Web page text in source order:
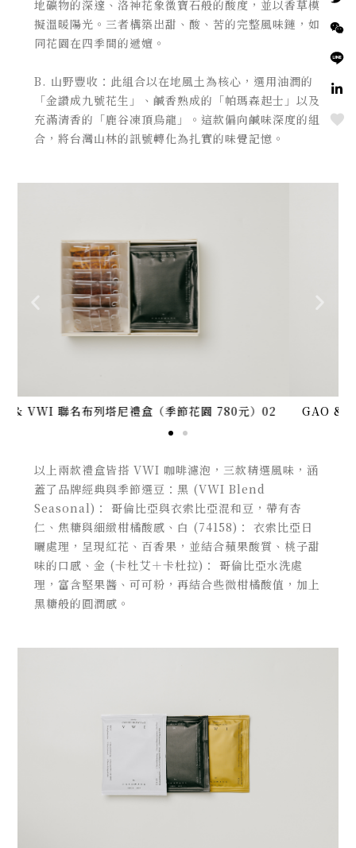
地礦物的深邃、洛神花象徵寶石般的酸度，並以香草模
擬溫暖陽光。三者構築出甜、酸、苦的完整風味鏈，如
同花園在四季間的遞嬗。
B. 山野豐收：此組合以在地風土為核心，選用油潤的
「金讚成九號花生」、鹹香熟成的「帕瑪森起士」以及
充滿清香的「鹿谷凍頂烏龍」。這款偏向鹹味深度的組
合，將台灣山林的訊號轉化為扎實的味覺記憶。
GAO & VWI 聯名布列塔尼禮盒（山野豐收 780元）02
以上兩款禮盒皆搭 VWI 咖啡濾泡，三款精選風味，涵
蓋了品牌經典與季節選豆： 黑 (VWI Blend
Seasonal)： 哥倫比亞與衣索比亞混和豆，帶有杏
仁、焦糖與細緻柑橘酸感、 白 (74158)： 衣索比亞日
曬處理，呈現紅花、百香果，並結合蘋果酸質、桃子甜
味的口感、 金 (卡杜艾＋卡杜拉)： 哥倫比亞水洗處
理，富含堅果醬、可可粉，再結合些微柑橘酸值，加上
黑糖般的圓潤感。
Love